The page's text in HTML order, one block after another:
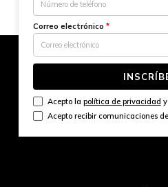
Correo electrónico *
Acepto la política de privacidad
Acepto recibir comunicaciones